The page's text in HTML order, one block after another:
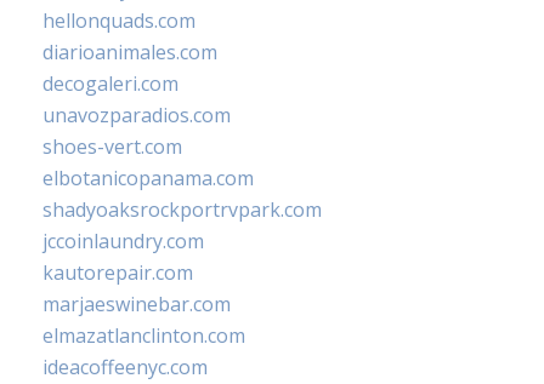
hellonquads.com
diarioanimales.com
decogaleri.com
unavozparadios.com
shoes-vert.com
elbotanicopanama.com
shadyoaksrockportrvpark.com
jccoinlaundry.com
kautorepair.com
marjaeswinebar.com
elmazatlanclinton.com
ideacoffeenyc.com